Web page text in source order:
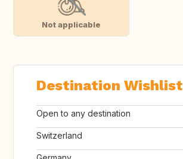
Not applicable
Destination Wishlist
Open to any destination
Switzerland